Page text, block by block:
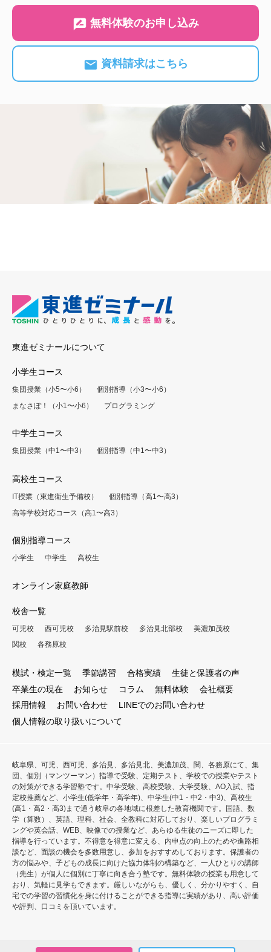
無料体験のお申し込み
資料請求はこちら
東進ゼミナールについて
小学生コース
集団授業（小5〜小6）
個別指導（小3〜小6）
まなさぽ！（小1〜小6）
プログラミング
中学生コース
集団授業（中1〜中3） 個別指導（中1〜中3）
高校生コース
IT授業（東進衛生予備校）
個別指導（高1〜高3）
高等学校対応コース（高1〜高3）
個別指導コース
小学生 中学生 高校生
オンライン家庭教師
校舎一覧
可児校 西可児校 多治見駅前校 多治見北部校
美濃加茂校
関校
各務原校
模試・検定一覧 季節講習 合格実績
生徒と保護者の声
卒業生の現在
お知らせ コラム 無料体験
会社概要
採用情報
お問い合わせ
LINEでのお問い合わせ
個人情報の取り扱いについて
岐阜県、可児、西可児、多治見、多治見北、美濃加茂、関、各務原にて、集
団、個別（マンツーマン）指導で受験、定期テスト、学校での授業やテスト
の対策ができる学習塾です。中学受験、高校受験、大学受験、AO入試、指
定校推薦など、小学生(低学年・高学年)、中学生(中1・中2・中3)、高校生
(高1・高2・高3)まで通う岐阜の各地域に根差した教育機関です。国語、数
学（算数）、英語、理科、社会、全教科に対応しており、楽しいプログラミ
ングや英会話、WEB、映像での授業など、あらゆる生徒のニーズに即した
指導を行っています。不得意を得意に変える、内申点の向上のためや進路相
談など、面談の機会を多数用意し、参加をおすすめしております。保護者の
方の悩みや、子どもの成長に向けた協力体制の構築など、一人ひとりの講師
（先生）が個人に個別に丁寧に向き合う塾です。無料体験の授業も用意して
おり、気軽に見学もできます。厳しいながらも、優しく、分かりやすく、自
宅での学習の習慣化を身に付けることができる指導に実績があり、高い評価
や評判、口コミを頂いています。